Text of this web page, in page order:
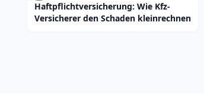
Haftpflichtversicherung: Wie Kfz-
Versicherer den Schaden kleinrechnen